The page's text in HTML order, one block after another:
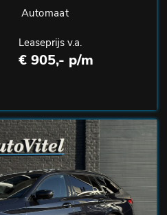
Automaat
Leaseprijs v.a.
€ 905,- p/m